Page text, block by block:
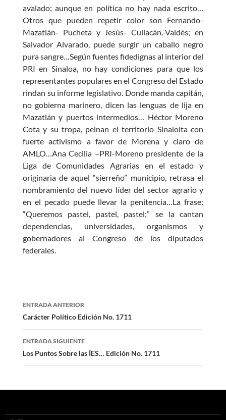
avalado; aunque en política no hay nada escrito…
Otros que pueden repetir color son Fernando-
Mazatlán- Pucheta y Jesús- Culiacán,-Valdés; en
Salvador Alvarado, puede surgir un caballo negro
pura sangre…Según fuentes fidedignas al interior del
PRI en Sinaloa, no hay condiciones para que los
representantes populares en el Congreso del Estado
rindan su informe legislativo. Donde manda capitán,
no gobierna marinero, dicen las lenguas de lija en
Mazatlán y puertos intermedios… Héctor Moreno
Cota y su tropa, peinan el territorio Sinaloita con
fuerte activismo a favor de Morena y claro de
AMLO…Ana Cecilia –PRI-Moreno presidente de la
Liga de Comunidades Agrarias en el estado y
originaria de aquel “sierreño” municipio, retrasa el
nombramiento del nuevo líder del sector agrario y
en el pecado puede llevar la penitencia…La frase:
“Queremos pastel, pastel, pastel;” se la cantan
dependencias, universidades, organismos y
gobernadores al Congreso de los diputados
federales.
Navegación
de
entradas
ENTRADA ANTERIOR
Carácter Político Edición No. 1711
ENTRADA SIGUIENTE
Los Puntos Sobre las ÍES… Edición No. 1711